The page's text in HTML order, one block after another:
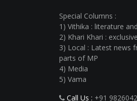
Special Columns :
1) Vithika : literature
2) Khari Khari :
3) Local : Latest news
parts of MP
4) Media
5) Vama
Call Us : +91